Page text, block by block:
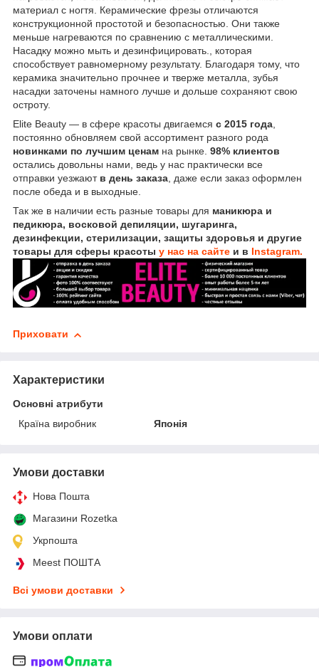
материал с ногтя. Керамические фрезы отличаются
конструкционной простотой и безопасностью. Они также
меньше нагреваются по сравнению с металлическими.
Насадку можно мыть и дезинфицировать., которая
способствует равномерному результату. Благодаря тому, что
керамика значительно прочнее и тверже металла, зубья
насадки заточены намного лучше и дольше сохраняют свою
остроту.
Elite Beauty — в сфере красоты двигаемся с 2015 года
постоянно обновляем свой ассортимент разного рода
новинками по лучшим ценам на рынке. 98% клиентов
остались довольны нами, ведь у нас практически все
отправки уезжают в день заказа , даже если заказ оформлен
после обеда и в выходные.
Так же в наличии есть разные товары для маникюра и
педикюра, восковой депиляции, шугаринга,
дезинфекции, стерилизации, защиты здоровья и другие
товары для сферы красоты у нас на сайте и в Instagram.
Приховати
Характеристики
Основні атрибути
Країна виробник
Японія
Умови доставки
Нова Пошта
Магазини Rozetka
Укрпошта
Meest ПОШТА
Всі умови доставки
Умови оплати